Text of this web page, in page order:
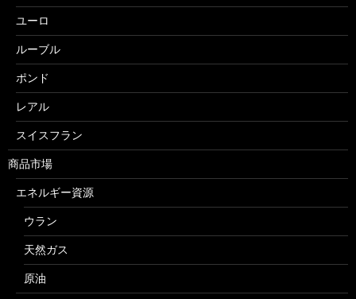
ユーロ
ルーブル
ポンド
レアル
スイスフラン
商品市場
エネルギー資源
ウラン
天然ガス
原油